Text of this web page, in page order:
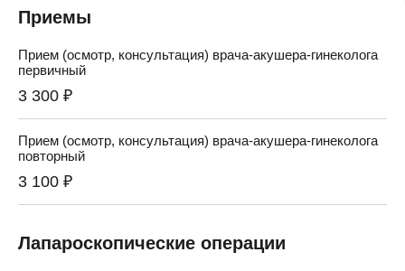
Приемы
Прием (осмотр, консультация) врача-акушера-гинеколога
первичный
3 300 ₽
Прием (осмотр, консультация) врача-акушера-гинеколога
повторный
3 100 ₽
Лапароскопические операции